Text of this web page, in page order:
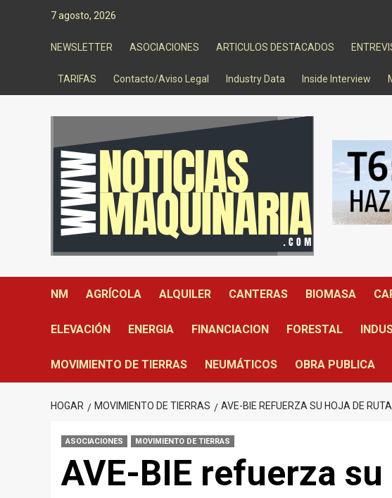
7 agosto, 2026
NEWSLETTER ASOCIACIONES ARTICULOS DESTACADOS
TARIFAS Contacto/Aviso Legal Industry Data Inside Interview
NM AGRÍCOLA ALQUILER CANTERAS BIOMASA
ELEVACIÓN ENERGIA FINANCIACION FORESTAL
MOVIMIENTO DE TIERRAS NEUMÁTICOS OBRA PUBLICA
HOGAR MOVIMIENTO DE TIERRAS AVE-BIE REFUERZA SU HOJA DE
ASOCIACIONES MOVIMIENTO DE TIERRAS
AVE-BIE refuerza